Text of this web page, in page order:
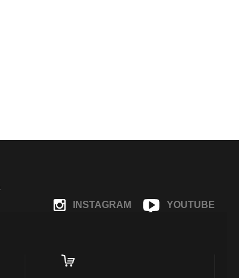
YOUTUBE
INSTAGRAM